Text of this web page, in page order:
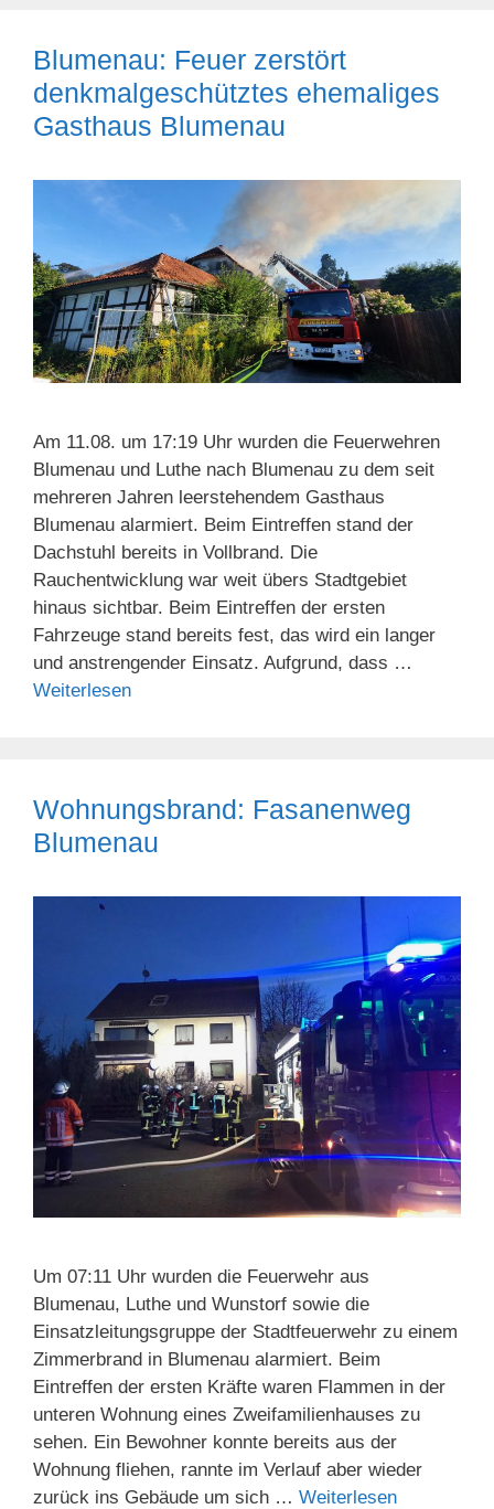
Blumenau: Feuer zerstört
denkmalgeschütztes ehemaliges
Gasthaus Blumenau
Am 11.08. um 17:19 Uhr wurden die Feuerwehren
Blumenau und Luthe nach Blumenau zu dem seit
mehreren Jahren leerstehendem Gasthaus
Blumenau alarmiert. Beim Eintreffen stand der
Dachstuhl bereits in Vollbrand. Die
Rauchentwicklung war weit übers Stadtgebiet
hinaus sichtbar. Beim Eintreffen der ersten
Fahrzeuge stand bereits fest, das wird ein langer
und anstrengender Einsatz. Aufgrund, dass …
Weiterlesen
Wohnungsbrand: Fasanenweg
Blumenau
Um 07:11 Uhr wurden die Feuerwehr aus
Blumenau, Luthe und Wunstorf sowie die
Einsatzleitungsgruppe der Stadtfeuerwehr zu einem
Zimmerbrand in Blumenau alarmiert. Beim
Eintreffen der ersten Kräfte waren Flammen in der
unteren Wohnung eines Zweifamilienhauses zu
sehen. Ein Bewohner konnte bereits aus der
Wohnung fliehen, rannte im Verlauf aber wieder
zurück ins Gebäude um sich … Weiterlesen